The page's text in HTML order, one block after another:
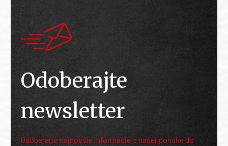
Odoberajte
newsletter
Odoberajte najnovšie informácie o našej ponuke do